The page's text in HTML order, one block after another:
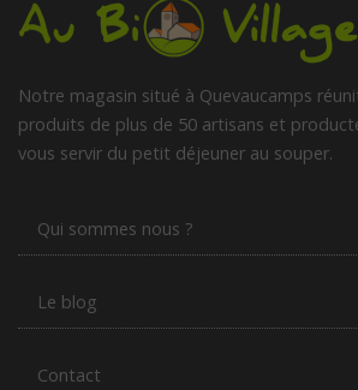
Notre magasin situé à Quevaucamps
produits de plus de 50 artisans et
vous servir du petit déjeuner au souper.
Qui sommes nous ?
Le blog
Contact